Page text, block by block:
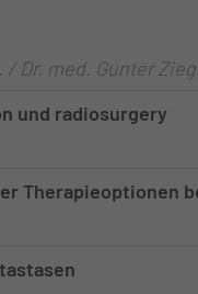
/ Dr. med. Gunter
und radiosurgery
Therapieoptionen